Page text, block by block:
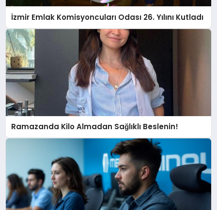
İzmir Emlak Komisyoncuları Odası 26. Yılını Kutladı
Ramazanda Kilo Almadan Sağlıklı Beslenin!